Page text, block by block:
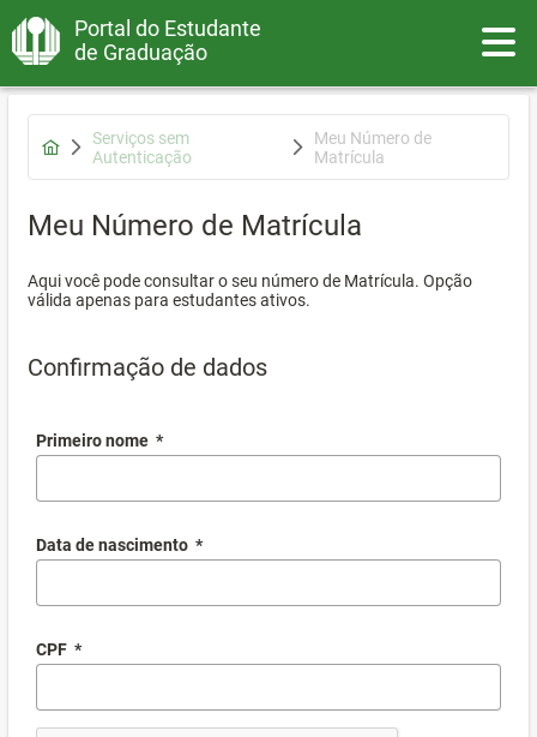
Portal do Estudante
de Graduação
Serviços sem
Autenticação
Meu Número de
Matrícula
Meu Número de Matrícula
Aqui você pode consultar o seu número de Matrícula. Opção
válida apenas para estudantes ativos.
Confirmação de dados
Primeiro nome *
Data de nascimento *
CPF *